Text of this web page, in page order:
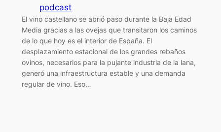
podcast
El vino castellano se abrió paso durante la Baja Edad
Media gracias a las ovejas que transitaron los caminos
de lo que hoy es el interior de España. El
desplazamiento estacional de los grandes rebaños
ovinos, necesarios para la pujante industria de la lana,
generó una infraestructura estable y una demanda
regular de vino. Eso…